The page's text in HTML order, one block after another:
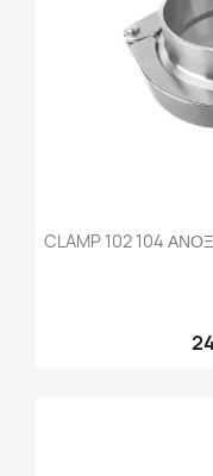
CLAMP 102 104